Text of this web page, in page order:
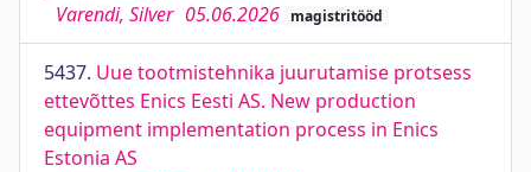
Varendi, Silver 05.06.2026 magistritööd
5437. Uue tootmistehnika juurutamise protsess
ettevõttes Enics Eesti AS. New production
equipment implementation process in Enics
Estonia AS